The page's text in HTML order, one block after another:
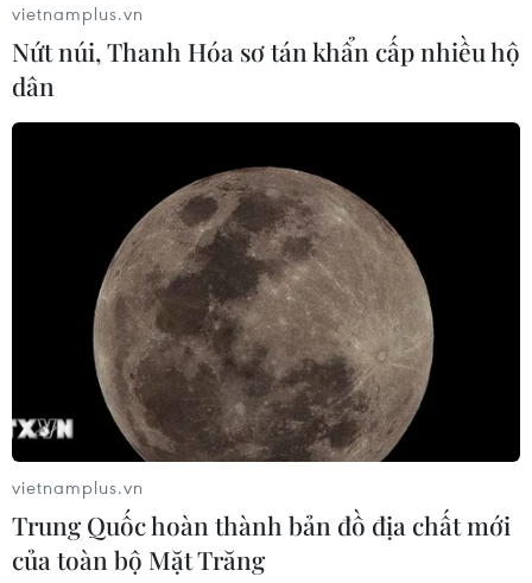
vietnamplus.vn
Nứt núi, Thanh Hóa sơ tán khẩn cấp nhiều hộ
dân
vietnamplus.vn
Trung Quốc hoàn thành bản đồ địa chất mới
của toàn bộ Mặt Trăng